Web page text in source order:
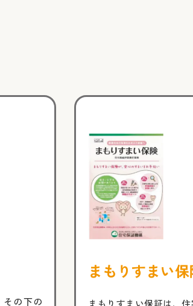
の下の
まもりすまい
まもりすまい保証は、